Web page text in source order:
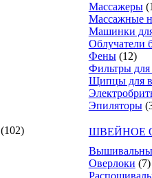
(102)
Массажеры
Массажные
Машинки
Облучатели
Фены (12)
Фильтры
Щипцы для
Эпиляторы
ШВЕЙНОЕ
Оверлоки (7)